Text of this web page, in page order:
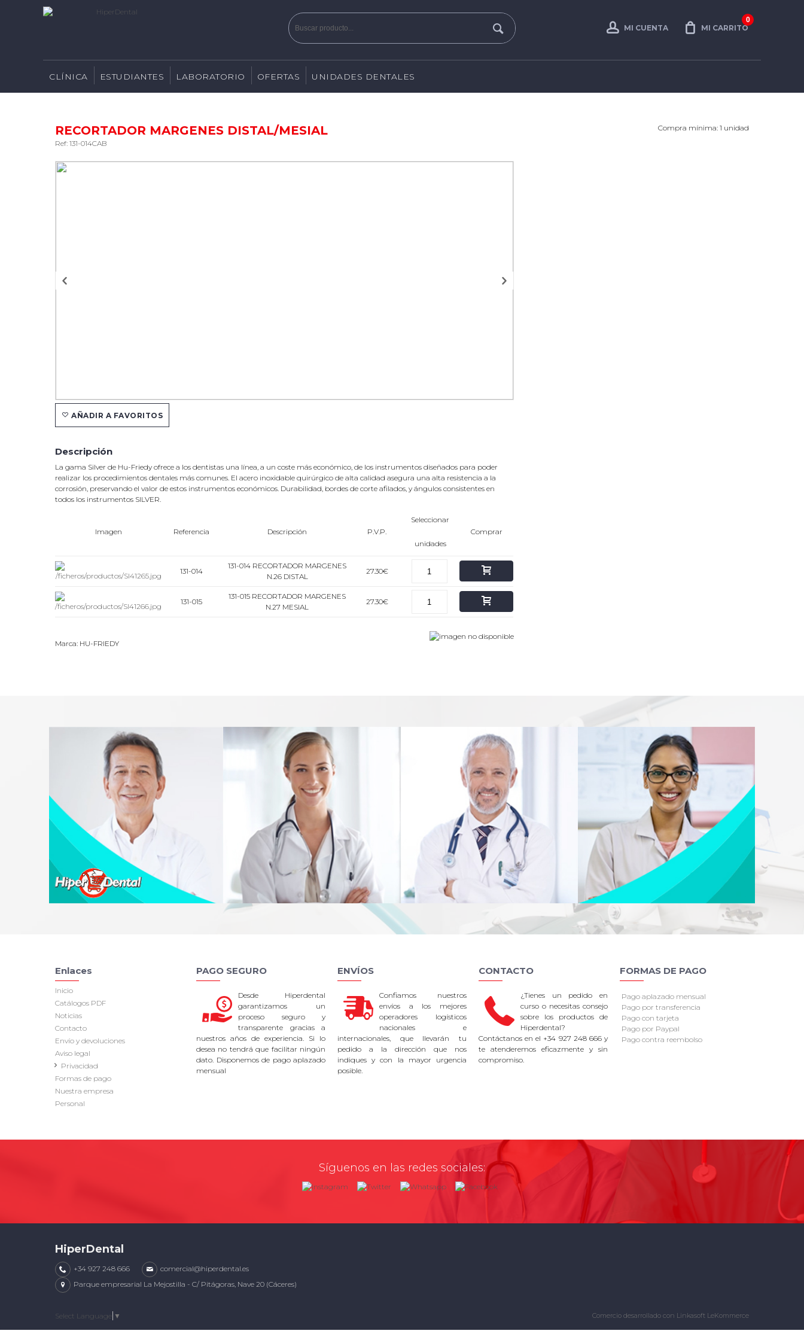
0
MI CARRITO
MI CUENTA
CLÍNICA ESTUDIANTES LABORATORIO OFERTAS UNIDADES DENTALES
RECORTADOR MARGENES DISTAL/MESIAL
Ref: 131-014CAB
Compra mínima: 1 unidad
AÑADIR A FAVORITOS
Descripción
La gama Silver de Hu-Friedy ofrece a los dentistas una línea, a un coste más económico, de los instrumentos diseñados para poder
realizar los procedimientos dentales más comunes. El acero inoxidable quirúrgico de alta calidad asegura una alta resistencia a la
corrosión, preservando el valor de estos instrumentos económicos. Durabilidad, bordes de corte afilados, y ángulos consistentes en
todos los instrumentos SILVER.
Imagen Referencia Descripción P.V.P.
Seleccionar
unidades
Comprar
131-014
131-014 RECORTADOR MARGENES
N.26 DISTAL
27.30€
131-015
131-015 RECORTADOR MARGENES
N.27 MESIAL
27.30€
Marca: HU-FRIEDY
Enlaces
Inicio
Catálogos PDF
Noticias
Contacto
Envío y devoluciones
Aviso legal
Privacidad
Formas de pago
Nuestra empresa
Personal
PAGO SEGURO
Desde Hiperdental
garantizamos un
proceso seguro y
transparente gracias a
nuestros años de experiencia. Si lo
desea no tendrá que facilitar ningún
dato. Disponemos de pago aplazado
mensual
ENVÍOS
Confiamos nuestros
envíos a los mejores
operadores logísticos
nacionales e
internacionales, que llevarán tu
pedido a la dirección que nos
indiques y con la mayor urgencia
posible.
CONTACTO
¿Tienes un pedido en
curso o necesitas consejo
sobre los productos de
Hiperdental?
Contáctanos en el +34 927 248 666 y
te atenderemos eficazmente y sin
compromiso.
FORMAS DE PAGO
Pago aplazado mensual
Pago por transferencia
Pago con tarjeta
Pago por Paypal
Pago contra reembolso
Síguenos en las redes sociales:
HiperDental
+34 927 248 666
comercial@hiperdental.es
Parque empresarial La Mejostilla - C/ Pitágoras, Nave 20 (Cáceres)
Select Language ▼ Comercio desarrollado con Linkasoft LeKommerce